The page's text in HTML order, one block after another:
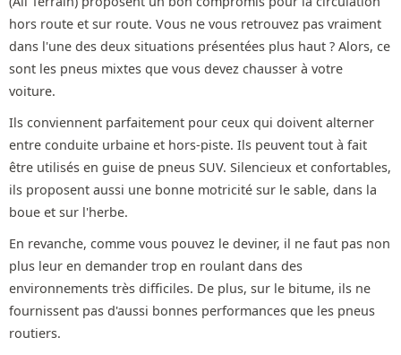
hors route et sur route. Vous ne vous retrouvez pas vraiment
dans l'une des deux situations présentées plus haut ? Alors, ce
sont les pneus mixtes que vous devez chausser à votre
voiture.
Ils conviennent parfaitement pour ceux qui doivent alterner
entre conduite urbaine et hors-piste. Ils peuvent tout à fait
être utilisés en guise de pneus SUV. Silencieux et confortables,
ils proposent aussi une bonne motricité sur le sable, dans la
boue et sur l'herbe.
En revanche, comme vous pouvez le deviner, il ne faut pas non
plus leur en demander trop en roulant dans des
environnements très difficiles. De plus, sur le bitume, ils ne
fournissent pas d'aussi bonnes performances que les pneus
routiers.